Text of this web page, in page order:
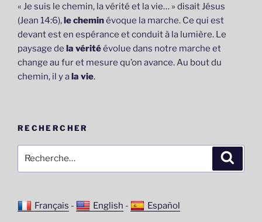
« Je suis le chemin, la vérité et la vie… » disait Jésus
(Jean 14:6),le cheminévoque la marche. Ce qui est
devant est en espérance et conduit à la lumière. Le
paysage de la véritéévolue dans notre marche et
change au fur et mesure qu’on avance. Au bout du
chemin, il y ala vie.
RECHERCHER
pour
Français - English - Español